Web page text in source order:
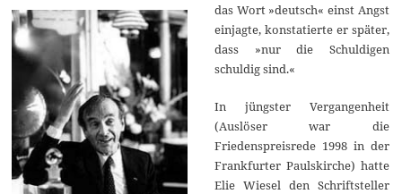
das Wort »deutsch« einst Angst
einjagte, konstatierte er später,
dass »nur die Schuldigen
schuldig sind.«
In jüngster Vergangenheit
(Auslöser war die
Friedenspreisrede 1998 in der
Frankfurter Paulskirche) hatte
Elie Wiesel den Schriftsteller